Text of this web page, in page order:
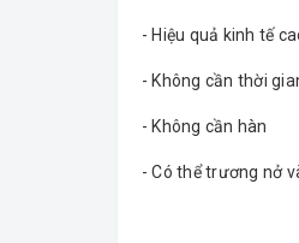
- Hiệu quả kinh tế
- Không cần thời
- Không cần hàn
- Có thể trương nở